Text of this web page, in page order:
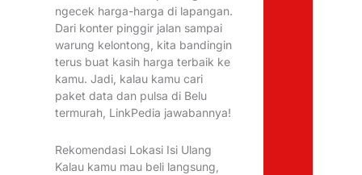
ngecek harga-harga di lapangan.
Dari konter pinggir jalan sampai
warung kelontong, kita bandingin
terus buat kasih harga terbaik ke
kamu. Jadi, kalau kamu cari
paket data dan pulsa di Belu
termurah, LinkPedia jawabannya!
Rekomendasi Lokasi Isi Ulang
Kalau kamu mau beli langsung,